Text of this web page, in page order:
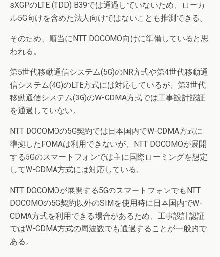
sXGPのLTE (TDD) B39では通過していないため、ローカ
ル5G向けを含めた法人向けではないことも推測できる。
そのため、順当にNTT DOCOMO向けに準備していると思
われる。
第5世代移動通信システム(5G)のNR方式や第4世代移動通
信システム(4G)のLTE方式には対応しているが、第3世代
移動通信システム(3G)のW-CDMA方式では工事設計認証
を通過していない。
NTT DOCOMOの5G契約では日本国内でW-CDMA方式に
準拠したFOMAは利用できないが、NTT DOCOMOが展開
する5Gのスマートフォンでは主に国際ローミングを想定
してW-CDMA方式には対応している。
NTT DOCOMOが展開する5GのスマートフォンでもNTT
DOCOMOの5G契約以外のSIMを使用時に日本国内でW-
CDMA方式を利用できる場合があるため、工事設計認証
ではW-CDMA方式の周波数でも通過することが一般的で
ある。